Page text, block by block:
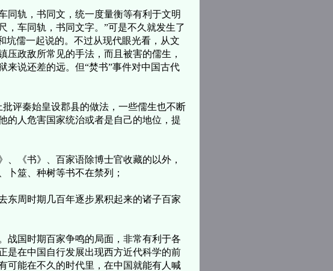
轨，书同文，统一度量衡等有利于文明
，车同轨，书同文字。”可是不久就发生了
坑儒一起说的。不过从现代眼光看，从文
政敌所常见的手法，而且被害的儒生，
来说还差的远。但“焚书”事件对中国古代
评秦始皇设郡县的做法，一些儒生也不断
的人危害国家统治或者是自己的地位，提
《书》、百家语除博士官收藏的以外，
卜筮、种树等书不在禁列；
周时期几百年逐步累积起来的诸子百家
国时期百家争鸣的局面，非常有利于各
是在中国自行发展出现西方近代科学的前
可能在不久的时代里，在中国就能有人喊